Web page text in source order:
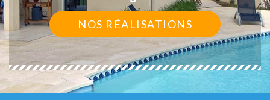
NOS RÉALISATIONS